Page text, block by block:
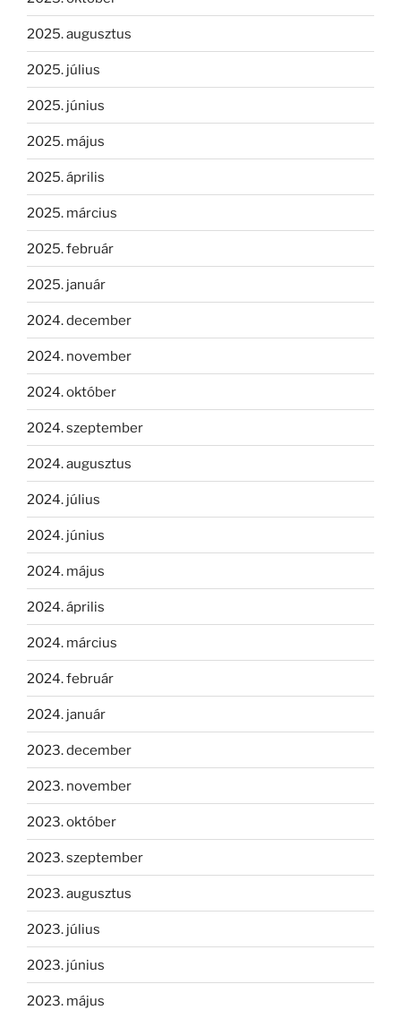
2025. augusztus
2025. július
2025. június
2025. május
2025. április
2025. március
2025. február
2025. január
2024. december
2024. november
2024. október
2024. szeptember
2024. augusztus
2024. július
2024. június
2024. május
2024. április
2024. március
2024. február
2024. január
2023. december
2023. november
2023. október
2023. szeptember
2023. augusztus
2023. július
2023. június
2023. május